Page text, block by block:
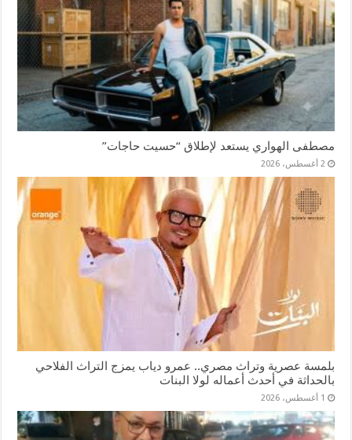
مصطفى الهواري يستعد لإطلاق “حسيت حاجات”
2 أغسطس، 2026
بلمسة عصرية وتراث مصري.. عمرو دياب يمزج التراث الفلاحي
بالحداثة في أحدث أعماله لولا البنات
1 أغسطس، 2026